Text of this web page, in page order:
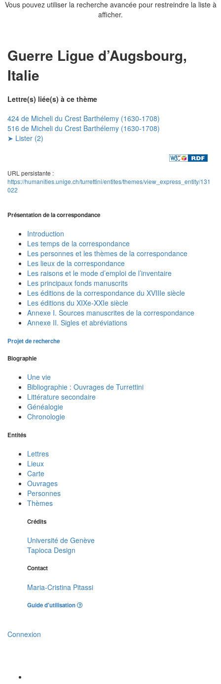
Vous pouvez utiliser la recherche avancée pour restreindre la liste à
afficher.
Guerre Ligue d’Augsbourg,
Italie
Lettre(s) liée(s) à ce thème
424 de Micheli du Crest Barthélemy (1630-1708)
516 de Micheli du Crest Barthélemy (1630-1708)
➤ Lister (2)
URL persistante :
https://humanities.unige.ch/turrettini/entites/themes/view_express_entity/131
022
Présentation de la correspondance
Introduction
Les temps de la correspondance
Les personnes et les thèmes de la correspondance
Les lieux de la correspondance
Les raisons et le mode d’emploi de l’inventaire
Les principaux fonds manuscrits
Les éditions de la correspondance du XVIIIe siècle
Les éditions du XIXe-XXIe siècle
Annexe I. Sources manuscrites de la correspondance
Annexe II. Sigles et abréviations
Projet de recherche
Biographie
Une vie
Bibliographie : Ouvrages de Turrettini
Littérature secondaire
Généalogie
Chronologie
Entités
Lettres
Lieux
Carte
Ouvrages
Personnes
Thèmes
Crédits
Université de Genève
Tapioca Design
Contact
Maria-Cristina Pitassi
Guide d'utilisation
Connexion